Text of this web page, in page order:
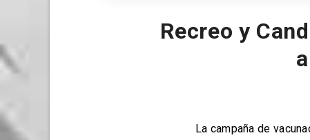
Recreo y
La campaña de